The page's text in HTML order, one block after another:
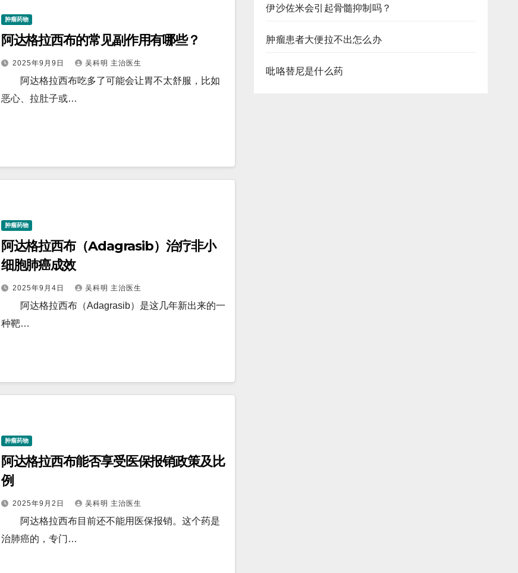
肿瘤药物
阿达格拉西布的常见副作用有哪些？
2025年9月9日 吴科明 主治医生
阿达格拉西布吃多了可能会让胃不太舒服，比如
恶心、拉肚子或…
肿瘤药物
阿达格拉西布（Adagrasib）治疗非小
细胞肺癌成效
2025年9月4日 吴科明 主治医生
阿达格拉西布（Adagrasib）是这几年新出来的一
种靶…
肿瘤药物
阿达格拉西布能否享受医保报销政策及比
例
2025年9月2日 吴科明 主治医生
阿达格拉西布目前还不能用医保报销。这个药是
治肺癌的，专门…
伊沙佐米会引起骨髓抑制吗？
肿瘤患者大便拉不出怎么办
吡咯替尼是什么药